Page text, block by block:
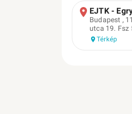
EJTK -
Budapest ,
utca 19. Fsz
Térkép